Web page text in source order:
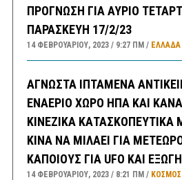
ΠΡΟΓΝΩΣΗ ΓΙΑ ΑΥΡΙΟ
ΠΑΡΑΣΚΕΥΗ 17/2/23
14 ΦΕΒΡΟΥΑΡΊΟΥ, 2023 9:27 ΠΜ ΕΛΛΑΔA
ΑΓΝΩΣΤΑ ΙΠΤΑΜΕΝΑ
ΕΝΑΕΡΙΟ ΧΩΡΟ ΗΠΑ ΚΑΙ
ΚΙΝΕΖΙΚΑ
ΚΙΝΑ ΝΑ ΜΙΛΑΕΙ ΓΙΑ
ΚΑΠΟΙΟΥΣ ΓΙΑ UFO ΚΑΙ
14 ΦΕΒΡΟΥΑΡΊΟΥ, 2023 8:21 ΠΜ ΚΟΣΜΟΣ